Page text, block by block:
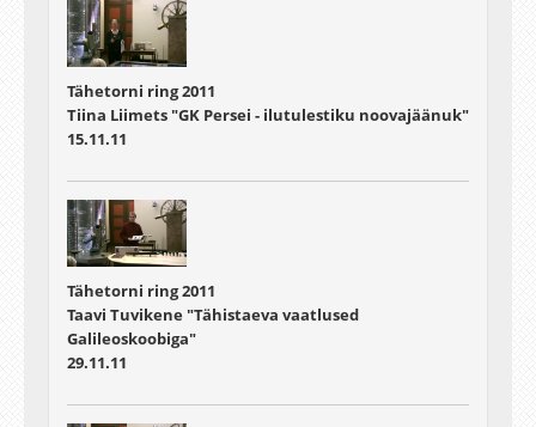
Tähetorni ring 2011
Tiina Liimets "GK Persei - ilutulestiku noovajäänuk"
15.11.11
Tähetorni ring 2011
Taavi Tuvikene "Tähistaeva vaatlused
Galileoskoobiga"
29.11.11